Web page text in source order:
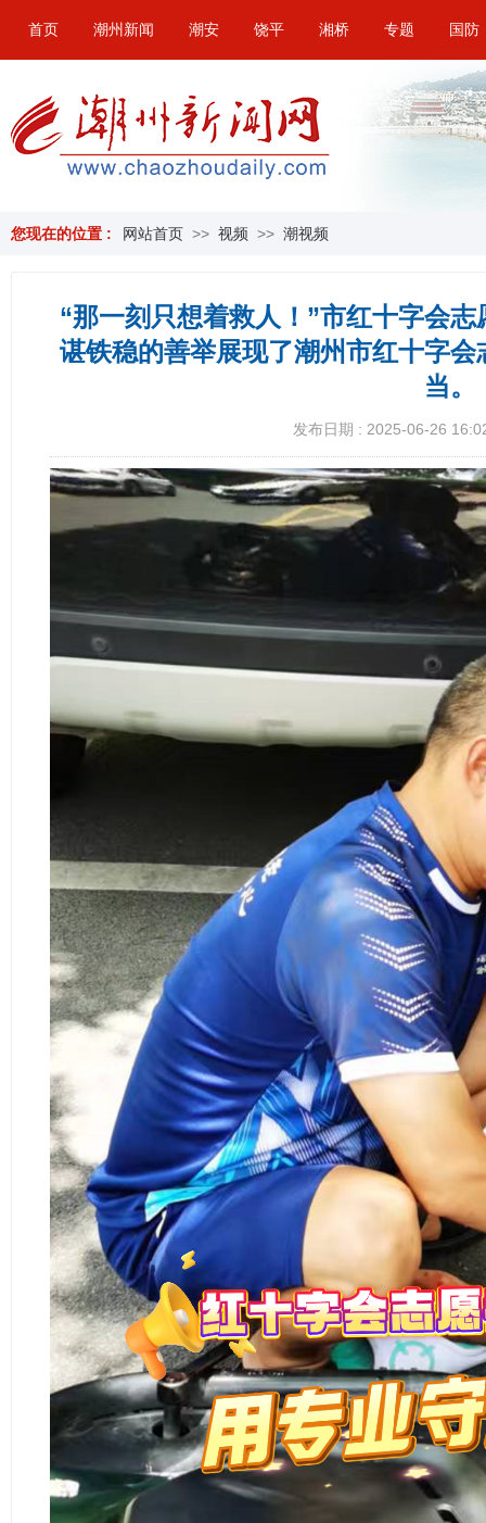
首页 潮州新闻 潮安 饶平 湘桥 专题 国防
您现在的位置 : 网站首页 >> 视频 >> 潮视频
“那一刻只想着救人！”市红十字会
谌铁稳的善举展现了潮州市红十字
当。
发布日期 : 2025-06-26